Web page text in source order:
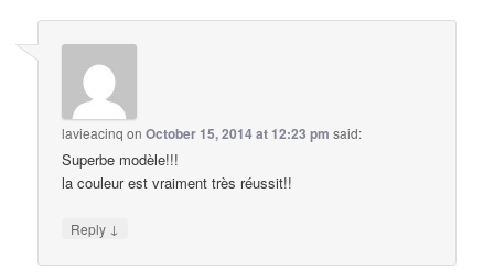
lavieacinq onOctober 15, 2014 at 12:23 pm said:
Superbe modèle!!!
la couleur est vraiment très réussit!!
Reply ↓